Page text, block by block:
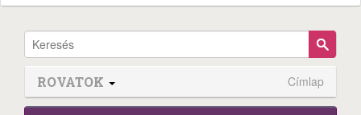
ROVATOK Címlap